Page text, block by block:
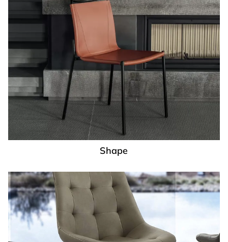
Shape